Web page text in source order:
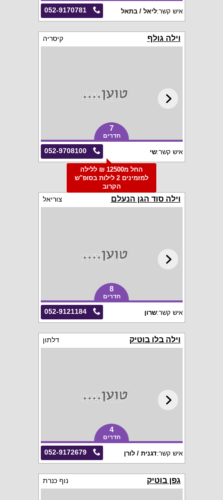
052-9170781 איש קשר:ליאל / בתאל
וילה גולף קיסריה
7
חדרים
052-9708100 איש קשר:שי
החל מ12500 ₪ ללילה
למזמינים 2 לילות בסופ"ש
הקרוב
וילה סוד הגן הנעלם צוריאל
8
חדרים
052-9121184 איש קשר:שרון
וילה בלו בוטיק דלתון
4
חדרים
052-9172679 איש קשר:דגנית / לורן
גפן בוטיק נוף כנרת